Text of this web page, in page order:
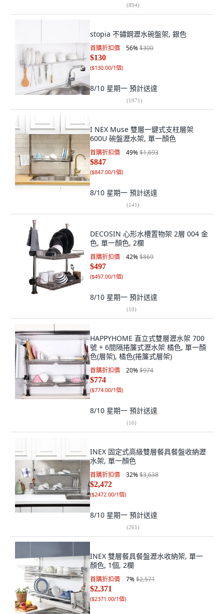
(894)
stopia 不鏽鋼瀝水碗盤架, 銀色
首購折扣價 56%$300
$130
($130.00/1個)
8/10 星期一 預計送達
(1971)
I NEX Muse 雙層一鍵式支柱層架
600U 碗盤瀝水架, 單一顏色
首購折扣價 49%$1,693
$847
($847.00/1個)
8/10 星期一 預計送達
(141)
DECOSIN 心形水槽置物架 2層 004 金
色, 單一顏色, 2欄
首購折扣價 42%$869
$497
($497.00/1個)
8/10 星期一 預計送達
(10)
HAPPYHOME 直立式雙層瀝水架 700
號 + 6間隔捲簾式瀝水架 橘色, 單一顏
色(層架), 橘色(捲簾式層架)
首購折扣價 20%$974
$774
($774.00/1個)
8/10 星期一 預計送達
(16)
INEX 固定式高級雙層餐具餐盤收納瀝
水架, 單一顏色
首購折扣價 32%$3,638
$2,472
($2472.00/1個)
8/10 星期一 預計送達
(261)
INEX 雙層餐具餐盤瀝水收納架, 單一
顏色, 1個, 2欄
首購折扣價 7%$2,571
$2,371
($2371.00/1個)